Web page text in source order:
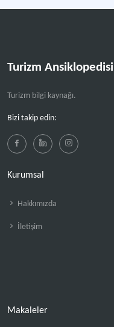
Turizm Ansiklopedisi
Turizm bilgi kaynağı.
Bizi takip edin:
Kurumsal
Hakkımızda
İletişim
Makaleler